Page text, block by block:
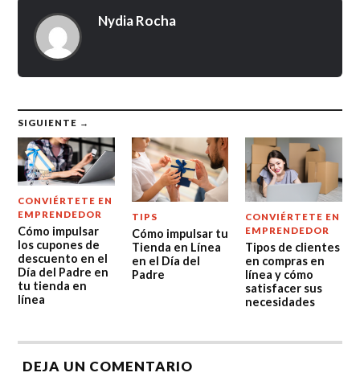
Nydia Rocha
SIGUIENTE →
CONVIÉRTETE EN
EMPRENDEDOR
Cómo impulsar
los cupones de
descuento en el
Día del Padre en
tu tienda en
línea
TIPS
Cómo impulsar tu
Tienda en Línea
en el Día del
Padre
CONVIÉRTETE EN
EMPRENDEDOR
Tipos de clientes
en compras en
línea y cómo
satisfacer sus
necesidades
DEJA UN COMENTARIO